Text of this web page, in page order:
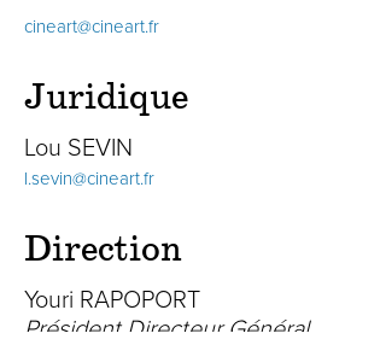
cineart@cineart.fr
Juridique
Lou SEVIN
l.sevin@cineart.fr
Direction
Youri RAPOPORT
Président Directeur Général